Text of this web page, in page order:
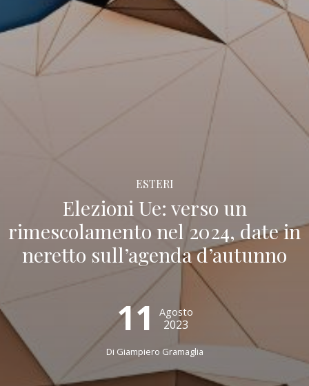
ESTERI
Elezioni Ue: verso un
rimescolamento nel 2024, date in
neretto sull’agenda d’autunno
11 Agosto
2023
Di Giampiero Gramaglia